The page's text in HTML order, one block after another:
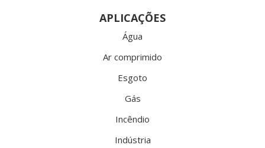
APLICAÇÕES
Água
Ar comprimido
Esgoto
Gás
Incêndio
Indústria